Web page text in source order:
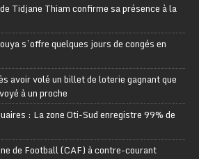
Tidjane Thiam confirme sa présence à la
s’offre quelques jours de congés en
avoir volé un billet de loterie gagnant que
à un proche
: La zone Oti-Sud enregistre 99% de
de Football (CAF) à contre-courant